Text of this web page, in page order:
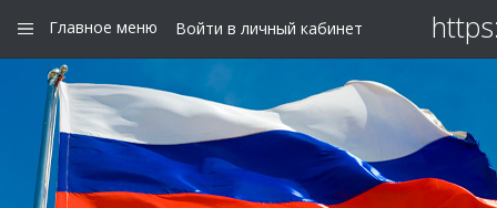
Главное меню Войти в личный кабинет